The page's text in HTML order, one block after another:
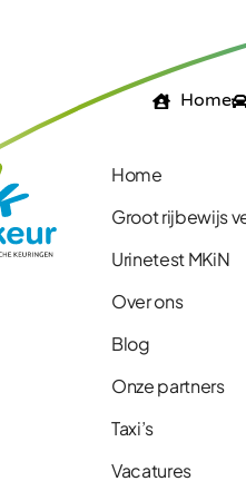
Home
Home
Groot rijbewijs
Urinetest MKiN
Over ons
Blog
Onze partners
Taxi’s
Vacatures